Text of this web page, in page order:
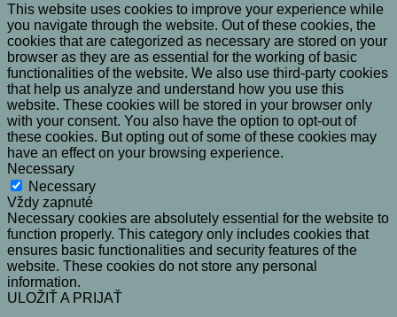
This website uses cookies to improve your experience while
you navigate through the website. Out of these cookies, the
cookies that are categorized as necessary are stored on your
browser as they are as essential for the working of basic
functionalities of the website. We also use third-party cookies
that help us analyze and understand how you use this
website. These cookies will be stored in your browser only
with your consent. You also have the option to opt-out of
these cookies. But opting out of some of these cookies may
have an effect on your browsing experience.
Necessary
Necessary
Vždy zapnuté
Necessary cookies are absolutely essential for the website to
function properly. This category only includes cookies that
ensures basic functionalities and security features of the
website. These cookies do not store any personal
information.
ULOŽIŤ A PRIJAŤ